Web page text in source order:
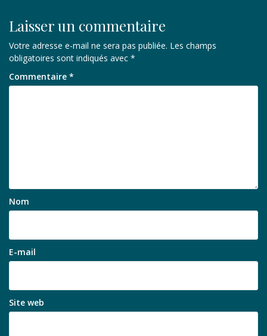
Laisser un commentaire
Votre adresse e-mail ne sera pas publiée. Les champs
obligatoires sont indiqués avec *
Commentaire *
Nom
E-mail
Site web